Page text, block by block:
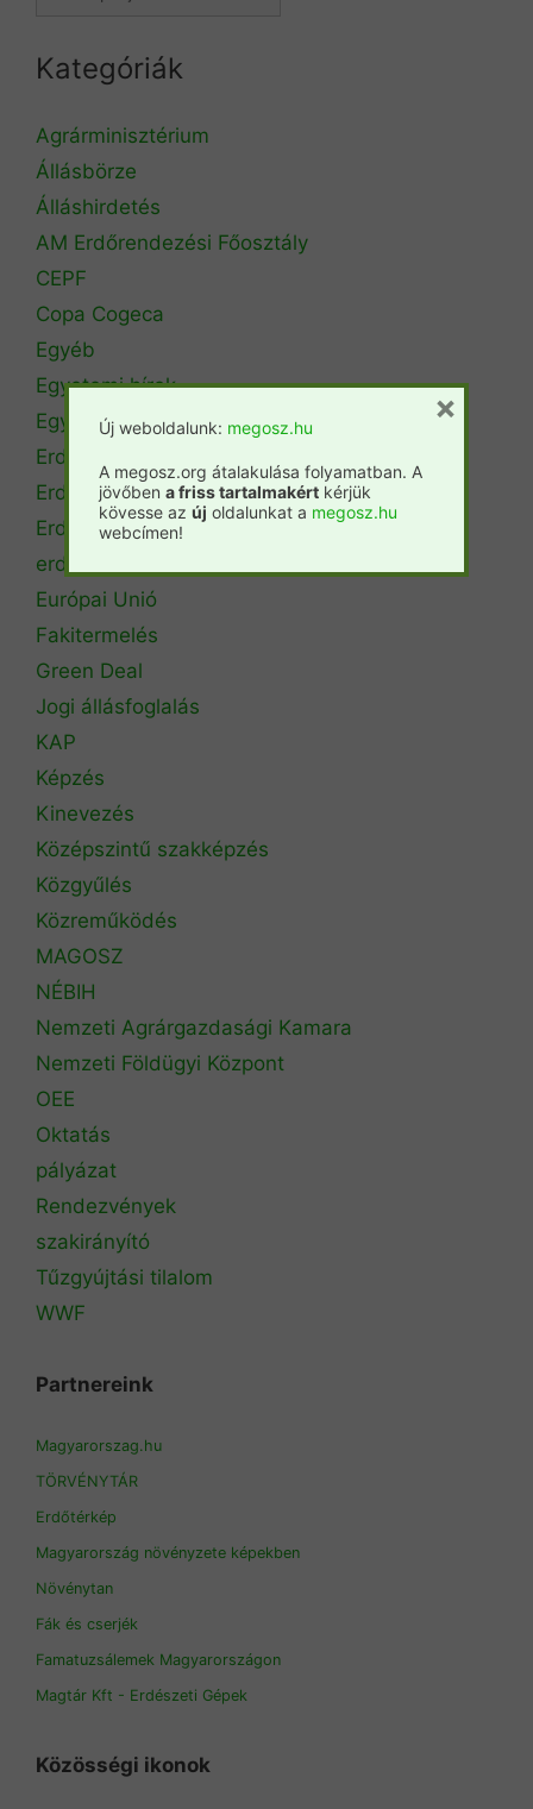
Kategóriák
Agrárminisztérium
Állásbörze
Álláshirdetés
AM Erdőrendezési Főosztály
CEPF
Copa Cogeca
Egyéb
Egyetemi hírek
Egyetemi szintű oktatás
Erdészeti szakszemélyzet
Erdőtérkép
Erdőtörvény
erdőtűz
Európai Unió
Fakitermelés
Green Deal
Jogi állásfoglalás
KAP
Képzés
Kinevezés
Középszintű szakképzés
Közgyűlés
Közreműködés
MAGOSZ
NÉBIH
Nemzeti Agrárgazdasági Kamara
Nemzeti Földügyi Központ
OEE
Oktatás
pályázat
Rendezvények
szakirányító
Tűzgyújtási tilalom
WWF
Partnereink
Magyarorszag.hu
TÖRVÉNYTÁR
Erdőtérkép
Magyarország növényzete képekben
Növénytan
Fák és cserjék
Famatuzsálemek Magyarországon
Magtár Kft - Erdészeti Gépek
Közösségi ikonok
Új weboldalunk: megosz.hu
A megosz.org átalakulása folyamatban. A
jövőben a friss tartalmakért kérjük
kövesse az új oldalunkat a megosz.hu
webcímen!
×